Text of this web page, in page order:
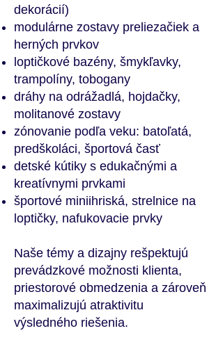
dekorácií)
modulárne zostavy preliezačiek a
herných prvkov
loptičkové bazény, šmykľavky,
trampolíny, tobogany
dráhy na odrážadlá, hojdačky,
molitanové zostavy
zónovanie podľa veku: batoľatá,
predškoláci, športová časť
detské kútiky s edukačnými a
kreatívnymi prvkami
športové miniihriská, strelnice na
loptičky, nafukovacie prvky
Naše témy a dizajny rešpektujú
prevádzkové možnosti klienta,
priestorové obmedzenia a zároveň
maximalizujú atraktivitu
výsledného riešenia.